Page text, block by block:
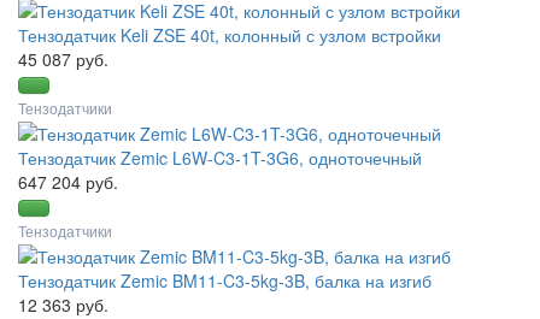
Тензодатчик Keli ZSE 40t, колонный с узлом встройки
45 087 руб.
Тензодатчики
Тензодатчик Zemic L6W-C3-1T-3G6, одноточечный
647 204 руб.
Тензодатчики
Тензодатчик Zemic BM11-C3-5kg-3B, балка на изгиб
12 363 руб.